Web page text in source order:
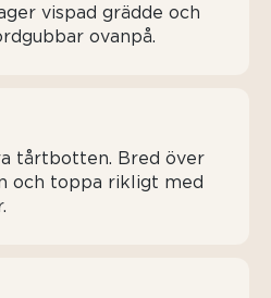
vispad grädde och
ovanpå.
tårtbotten. Bred över
och toppa rikligt med